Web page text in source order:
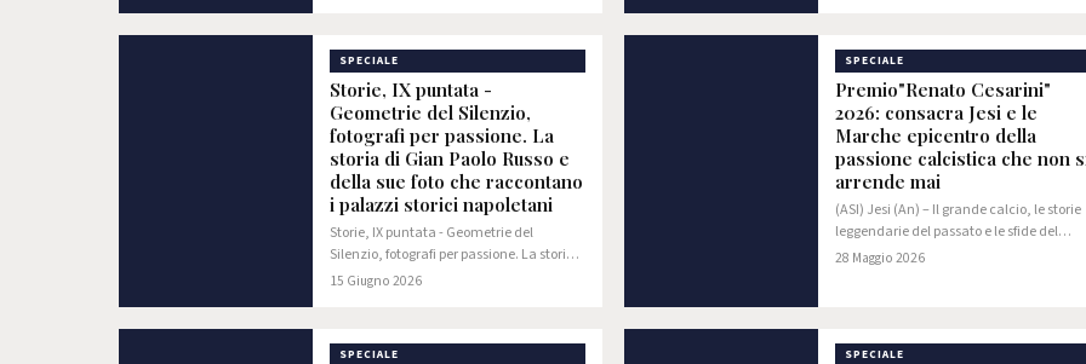
SPECIALE
Storie, IX puntata -
Geometrie del Silenzio,
fotografi per passione. La
storia di Gian Paolo Russo e
della sue foto che raccontano
i palazzi storici napoletani
Storie, IX puntata - Geometrie del
Silenzio, fotografi per passione. La storia
di Gian Paolo Russo e della sue foto che
15 Giugno 2026
SPECIALE
Premio"Renato Cesarini"
2026: consacra Jesi e le
Marche epicentro della
passione calcistica che non
arrende mai
(ASI) Jesi (An) – Il grande calcio, le storie
leggendarie del passato e le sfide del
business moderno si sono incrociati nella
28 Maggio 2026
SPECIALE SPECIALE